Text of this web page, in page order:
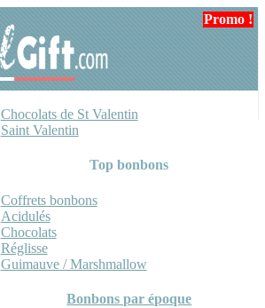
Chocolats de St Valentin
Saint Valentin
Top bonbons
Coffrets bonbons
Acidulés
Chocolats
Réglisse
Guimauve / Marshmallow
Bonbons par époque
Promo !
Promo !